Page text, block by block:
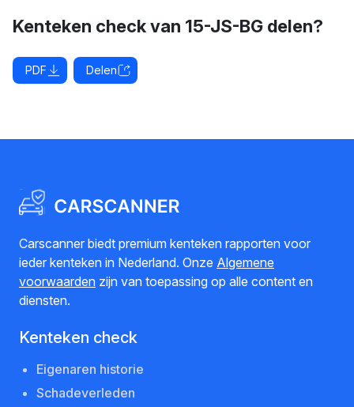
Kenteken check van 15-JS-BG delen?
PDF Delen
Carscanner biedt premium kenteken rapporten voor
ieder kenteken in Nederland. Onze Algemene
voorwaarden zijn van toepassing op alle content en
diensten.
Kenteken check
Eigenaren historie
Schadeverleden